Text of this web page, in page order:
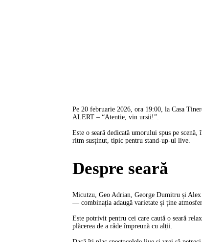
Pe 20 februarie 2026, ora 19:00, la Casa
ALERT – “Atentie, vin ursii!”.
Este o seară dedicată umorului spus pe
ritm susținut, tipic pentru stand-up-ul live.
Despre seară
Micutzu, Geo Adrian, George Dumitru și
— combinația adaugă varietate și ține
Este potrivit pentru cei care caută o seară
plăcerea de a râde împreună cu alții.